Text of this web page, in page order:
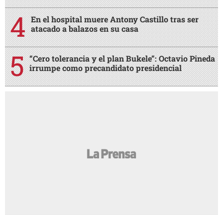
En el hospital muere Antony Castillo tras ser
atacado a balazos en su casa
“Cero tolerancia y el plan Bukele”: Octavio Pineda
irrumpe como precandidato presidencial